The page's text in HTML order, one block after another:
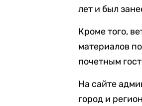
лет и был
Кроме того,
материалов
почетным
На сайте
город и